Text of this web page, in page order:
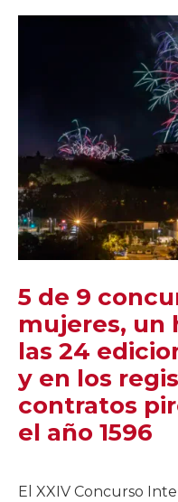
5 de 9
mujeres, un
las 24
y en los
contratos
el año 1596
El XXIV Concurso